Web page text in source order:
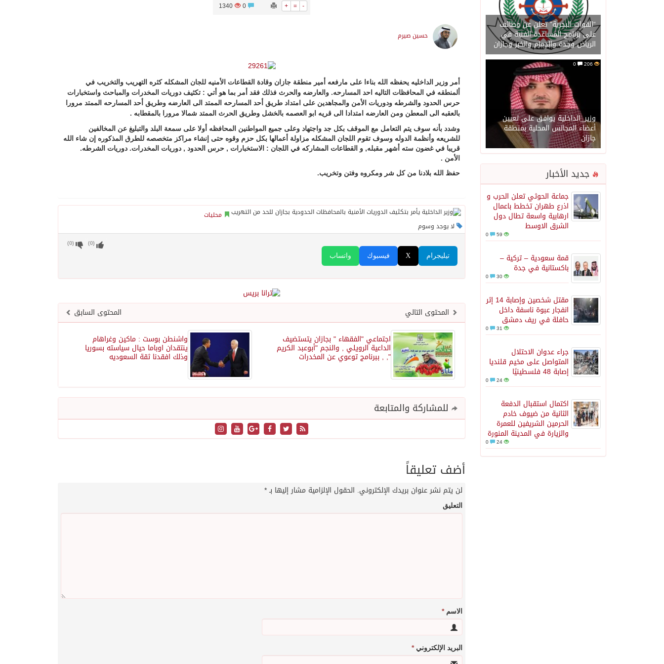
“القوات البحرية” تعلن عن وظائف
على برنامج المساعدة الفنية في
الرياض وجدة والدمام والخبر وجازان
206
وزير_الداخلية يوافق على تعيين
أعضاء المجالس المحلية بمنطقة
جازان
جديد الأخبار
جماعة الحوثي تعلن الحرب و
اذرع طهران تخطط باعمال
ارهابية واسعة تطال دول
الشرق الاوسط
59
قمة سعودية – تركية –
باكستانية في جدة
30
مقتل شخصين وإصابة 14 إثر
انفجار عبوة ناسفة داخل
حافلة في ريف دمشق
31
جراء عدوان الاحتلال
المتواصل على مخيم قلنديا
إصابة 48 فلسطينيًا
24
اكتمال استقبال الدفعة
الثانية من ضيوف خادم
الحرمين الشريفين للعمرة
والزيارة في المدينة المنورة
24
+ = -
1340
حسين صيرم
أمر وزير الداخليه يحفظه الله بناءا على مارفعه أمير منطقة جازان وقادة القطاعات الأمنيه للجان المشكله كثره التهريب والتخريب في
ألمنطقه في المحافظات التاليه احد المسارحه. والعارضه والحرث فذلك فقد أمر بما هو أتي : تكثيف دوريات المخدرات والمباحث واستخبارات
حرس الحدود والشرطه ودوريات الأمن والمجاهدين على امتداد طريق أحد المسارحه الممتد الى العارضه وطريق أحد المسارحه الممتد مرورا
بالعقبه الى المعطن ومن العارضه امتدادا الى قريه ابو العصمه بالخشل وطريق الحرث الممتد شمالا مرورا بالمقطابه .
وشدد بأنه سوف يتم التعامل مع الموقف بكل جد واجتهاد وعلى جميع المواطنين المحافظه أولا على سمعة البلد والتبليغ عن المخالفين
للشريعه وأنظمة الدوله وسوف تقوم اللجان المشكله مزاولة أعمالها بكل حزم وقوه حتى إنشاء مراكز متخصصه للطرق المذكوره إن شاء الله
قريبا في غضون سته أشهر مقبله, و القطاعات المشاركه في اللجان : الاستخبارات , حرس الحدود , دوريات المخدرات. دوريات الشرطه.
الأمن .
حفظ الله بلادنا من كل شر ومكروه وفتن وتخريب.
محليات
لا يوجد وسوم
واتساب فيسبوك X تيليجرام
(
0
) (
0
)
المحتوى السابق
المحتوى التالي
واشنطن بوست : ماكين وغراهام
ينتقدان اوباما حيال سياسته بسوريا
وذلك افقدنا ثقة السعوديه
اجتماعي "الفقهاء " بجازان يتستضيف
الداعية الرويلي , والنجم "أبوعبد الكريم
", , ببرنامج توعوي عن المخدرات
للمشاركة والمتابعة
أضف تعليقاً
لن يتم نشر عنوان بريدك الإلكتروني. الحقول الإلزامية مشار إليها بـ*
التعليق
الاسم*
البريد الإلكتروني*